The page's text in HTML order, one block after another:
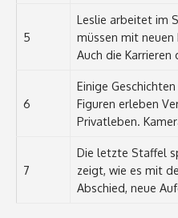
5
Leslie arbeitet im
müssen mit
Auch die
6
Einige
Figuren erleben
Privatleben.
7
Die letzte Staffel
zeigt, wie es mit
Abschied, neue